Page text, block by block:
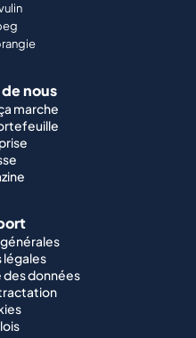
nous
marche
légales
données